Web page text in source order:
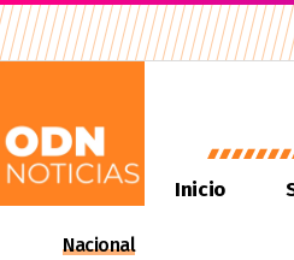
Inicio
Nacional